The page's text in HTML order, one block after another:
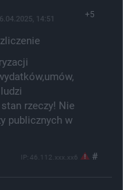
+5
14:51
rzeczy! Nie
publicznych w
IP: 46.112.xxx.xx6 #